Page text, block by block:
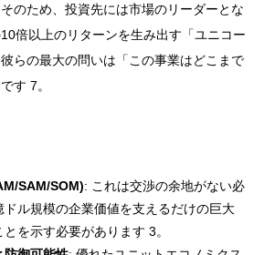
のため、投資先には市場のリーダーとな
倍以上のリターンを生み出す「ユニコー
らの最大の問いは「この事業はどこまで
す 7。
SAM/SOM): これは交渉の余地がない必
ル規模の企業価値を支えるだけの巨大
を示す必要があります 3。